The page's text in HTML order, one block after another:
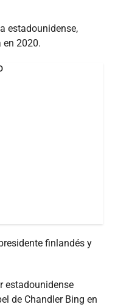
estadounidense,
en 2020.
finlandés y
estadounidense
de Chandler Bing en